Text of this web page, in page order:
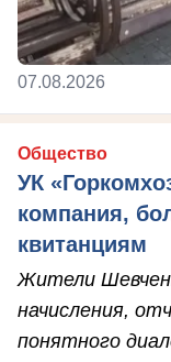
07.08.2026
Общество
УК
компания,
квитанциям
Жители
начисления,
понятного